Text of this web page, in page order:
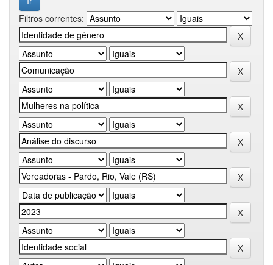
Filtros correntes: